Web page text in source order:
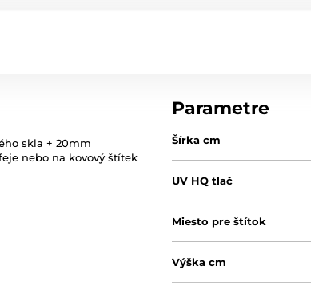
skla + 20mm
nebo na kovový štítek
Parametre
Šírka cm
UV HQ tlač
Miesto pre štítok
Výška cm